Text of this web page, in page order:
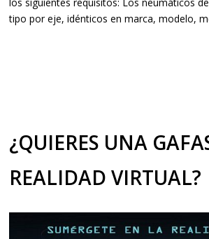
tipo por eje, idénticos en marca, modelo,
¿QUIERES UNA
REALIDAD VIRTUAL?